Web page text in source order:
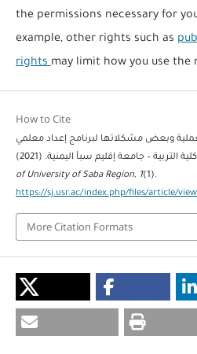
the permissions necessary for
example, other rights such as
rightsmay limit how you use the
How to Cite
وبعض مشكلاتها لبرنامج إعداد معلمي
of University of Saba Region, 1(1).
https://sj.usr.ac/index.php/files/article/
More Citation Formats